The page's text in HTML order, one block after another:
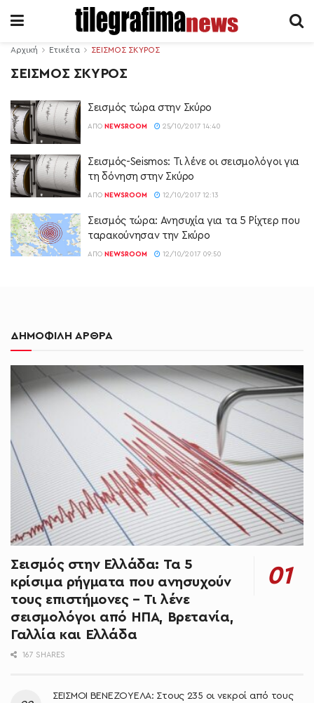
Αρχική Ετικέτα ΣΕΙΣΜΟΣ ΣΚΥΡΟΣ
ΣΕΙΣΜΟΣ ΣΚΥΡΟΣ
Σεισμός τώρα στην Σκύρο
ΑΠΌ NEWSROOM 25/10/2017 14:40
Σεισμός-Seismos: Τι λένε οι σεισμολόγοι για
τη δόνηση στην Σκύρο
ΑΠΌ NEWSROOM 12/10/2017 12:13
Σεισμός τώρα: Ανησυχία για τα 5 Ρίχτερ που
ταρακούνησαν την Σκύρο
ΑΠΌ NEWSROOM 12/10/2017 09:50
ΔΗΜΟΦΙΛΗ ΑΡΘΡΑ
Σεισμός στην Ελλάδα: Τα 5
κρίσιμα ρήγματα που ανησυχούν
τους επιστήμονες – Τι λένε
σεισμολόγοι από ΗΠΑ, Βρετανία,
Γαλλία και Ελλάδα
167 SHARES
ΣΕΙΣΜΟΙ ΒΕΝΕΖΟΥΕΛΑ: Στους 235 οι νεκροί από τους